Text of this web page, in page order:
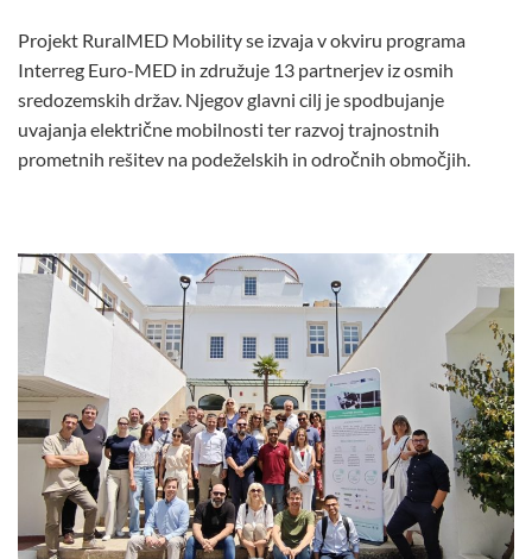
Projekt RuralMED Mobility se izvaja v okviru programa
Interreg Euro-MED in združuje 13 partnerjev iz osmih
sredozemskih držav. Njegov glavni cilj je spodbujanje
uvajanja električne mobilnosti ter razvoj trajnostnih
prometnih rešitev na podeželskih in odročnih območjih.